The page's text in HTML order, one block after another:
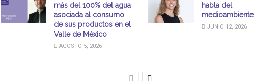
más del 100% del agua
asociada al consumo
de sus productos en el
Valle de México
AGOSTO 5, 2026
habla del
medioambiente
JUNIO 12, 2026